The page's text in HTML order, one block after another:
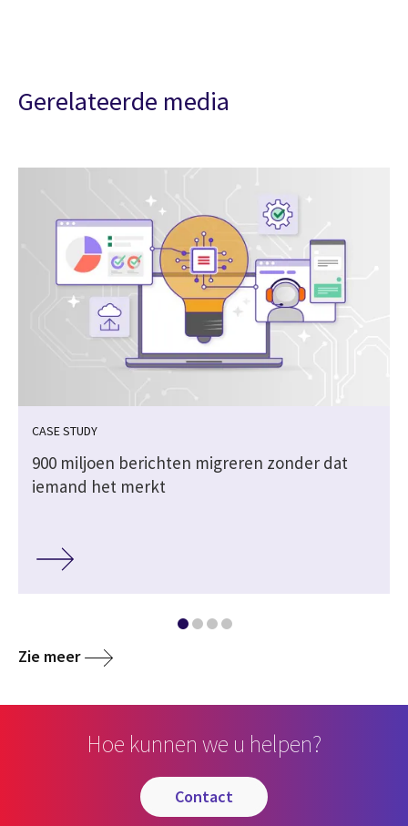
Gerelateerde media
CASE STUDY
900 miljoen berichten migreren zonder dat
iemand het merkt
Zie meer
Hoe kunnen we u helpen?
contact